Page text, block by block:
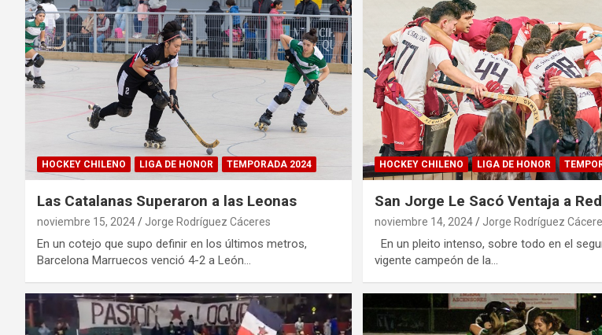
HOCKEY CHILENO LIGA DE HONOR TEMPORADA 2024
Las Catalanas Superaron a las Leonas
noviembre 15, 2024 Jorge Rodríguez Cáceres
En un cotejo que supo definir en los últimos metros,
Barcelona Marruecos venció 4-2 a León…
HOCKEY CHILENO LIGA DE HONOR
San Jorge Le Sacó Ventaja a
noviembre 14, 2024 Jorge Rodríguez
En un pleito intenso, sobre todo en el
vigente campeón de la…